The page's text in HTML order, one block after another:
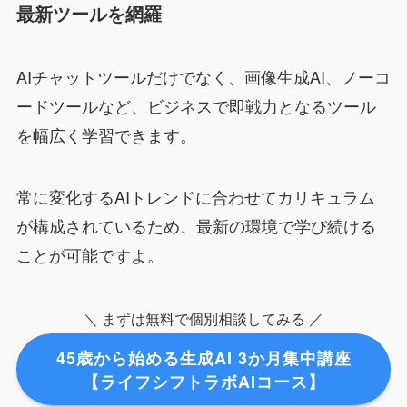
最新ツールを網羅
AIチャットツールだけでなく、画像生成AI、ノーコ
ードツールなど、ビジネスで即戦力となるツール
を幅広く学習できます。
常に変化するAIトレンドに合わせてカリキュラム
が構成されているため、最新の環境で学び続ける
ことが可能ですよ。
＼ まずは無料で個別相談してみる ／
45歳から始める生成AI 3か月集中講座
【ライフシフトラボAIコース】